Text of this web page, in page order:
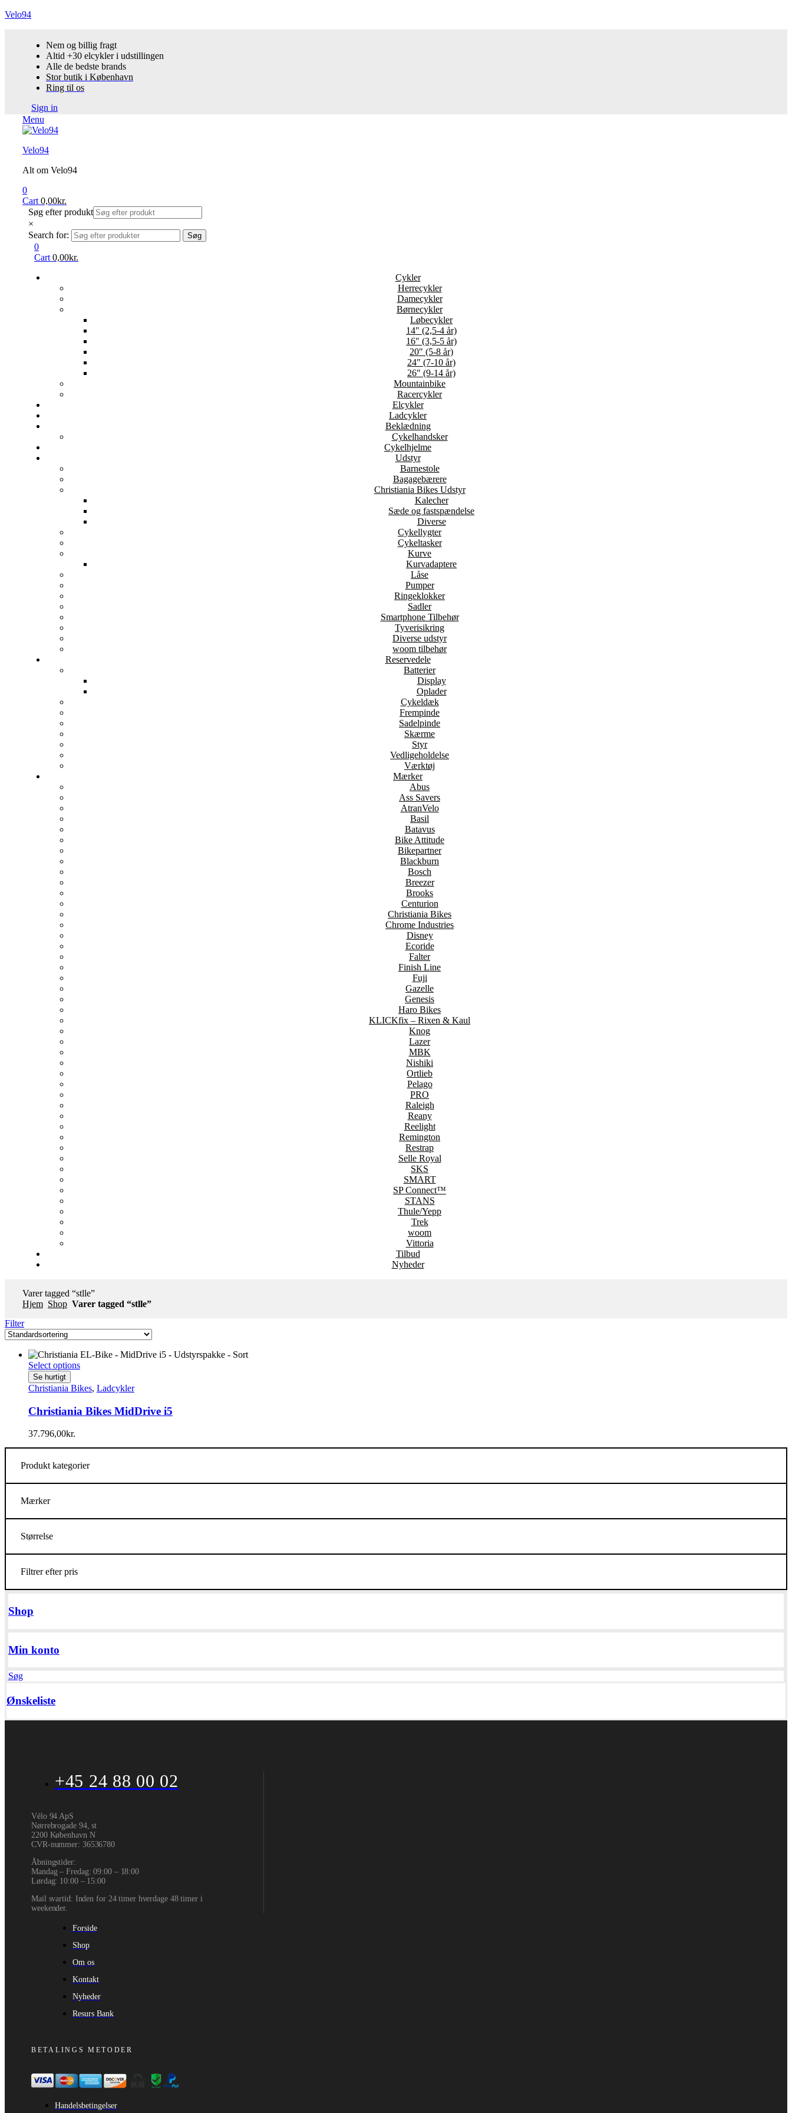
Velo94
Nem og billig fragt
Altid +30 elcykler i udstillingen
Alle de bedste brands
Stor butik i København
Ring til os
Sign in
Menu
Velo94
Alt om Velo94
0
Cart 0,00kr.
Søg efter produkt
×
Search for:
Søg
0
Cart 0,00kr.
Cykler
Herrecykler
Damecykler
Børnecykler
Løbecykler
14″ (2,5-4 år)
16″ (3,5-5 år)
20″ (5-8 år)
24″ (7-10 år)
26″ (9-14 år)
Mountainbike
Racercykler
Elcykler
Ladcykler
Beklædning
Cykelhandsker
Cykelhjelme
Udstyr
Barnestole
Bagagebærere
Christiania Bikes Udstyr
Kalecher
Sæde og fastspændelse
Diverse
Cykellygter
Cykeltasker
Kurve
Kurvadaptere
Låse
Pumper
Ringeklokker
Sadler
Smartphone Tilbehør
Tyverisikring
Diverse udstyr
woom tilbehør
Reservedele
Batterier
Display
Oplader
Cykeldæk
Frempinde
Sadelpinde
Skærme
Styr
Vedligeholdelse
Værktøj
Mærker
Abus
Ass Savers
AtranVelo
Basil
Batavus
Bike Attitude
Bikepartner
Blackburn
Bosch
Breezer
Brooks
Centurion
Christiania Bikes
Chrome Industries
Disney
Ecoride
Falter
Finish Line
Fuji
Gazelle
Genesis
Haro Bikes
KLICKfix – Rixen & Kaul
Knog
Lazer
MBK
Nishiki
Ortlieb
Pelago
PRO
Raleigh
Reany
Reelight
Remington
Restrap
Selle Royal
SKS
SMART
SP Connect™
STANS
Thule/Yepp
Trek
woom
Vittoria
Tilbud
Nyheder
Varer tagged “stlle”
Hjem Shop Varer tagged “stlle”
Filter
Select options
Se hurtigt
Christiania Bikes, Ladcykler
Christiania Bikes MidDrive i5
37.796,00kr.
Produkt kategorier
Mærker
Størrelse
Filtrer efter pris
Shop
Min konto
Søg
Ønskeliste
+45 24 88 00 02
Vélo 94 ApS
Nørrebrogade 94, st
2200 København N
CVR-nummer: 36536780
Åbningstider:
Mandag – Fredag: 09:00 – 18:00
Lørdag: 10:00 – 15:00
Mail svartid: Inden for 24 timer hverdage 48 timer i
weekender.
Forside
Shop
Om os
Kontakt
Nyheder
Resurs Bank
BETALINGS METODER
Handelsbetingelser